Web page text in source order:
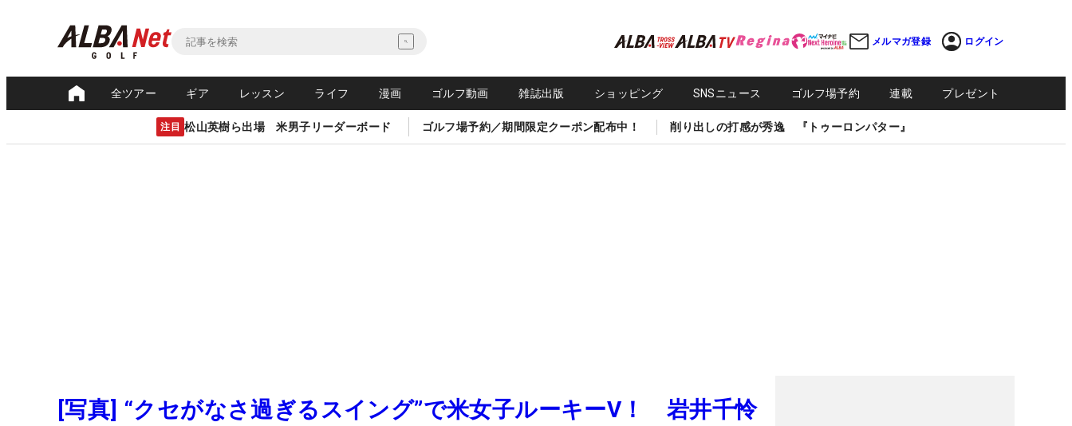
メルマガ登録 ログイン
全ツアー ギア レッスン ライフ 漫画 ゴルフ動画 雑誌出版 ショッピング SNSニュース ゴルフ場予約 連載 プレゼント
注目 松山英樹ら出場 米男子リーダーボード ゴルフ場予約／期間限定クーポン配布中！ 削り出しの打感が秀逸 『トゥーロンパター』
[写真] “クセがなさ過ぎるスイング”で米女子ルーキーV！ 岩井千怜